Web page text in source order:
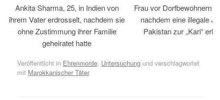
Ankita Sharma, 25, in Indien von
ihrem Vater erdrosselt, nachdem sie
ohne Zustimmung ihrer Familie
geheiratet hatte
Frau vor Dorfbewohnern
nachdem eine illegale
Pakistan zur „Kari“
Veröffentlicht in Ehrenmorde, Untersuchung und verschlagwortet
mit Marokkanischer Täter.